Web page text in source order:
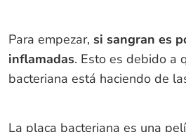
Para empezar, si sangran es
inflamadas. Esto es debido a
bacteriana está haciendo de
La placa bacteriana es una